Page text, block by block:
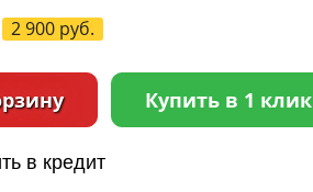
2 900 руб.
Купить в 1 клик
в кредит
в кредит